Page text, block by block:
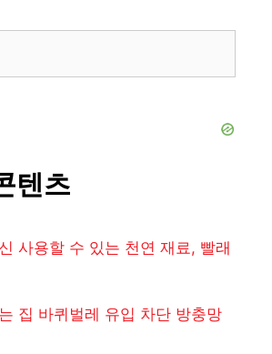
텐츠
사용할 수 있는 천연 재료, 빨래
집 바퀴벌레 유입 차단 방충망